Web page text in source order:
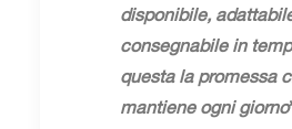
disponibile,
consegnabile in
questa la promessa
mantiene ogni giorno